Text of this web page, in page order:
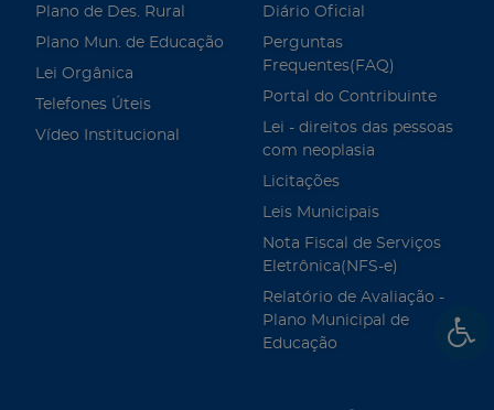
Plano de Des. Rural
Plano Mun. de Educação
Lei Orgânica
Telefones Úteis
Vídeo Institucional
Diário Oficial
Perguntas
Frequentes(FAQ)
Portal do Contribuinte
Lei - direitos das pessoas
com neoplasia
Licitações
Leis Municipais
Nota Fiscal de Serviços
Eletrônica(NFS-e)
Relatório de Avaliação -
Plano Municipal de
Educação